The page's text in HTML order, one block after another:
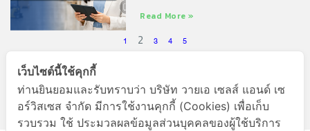
Read More »
1 2 3 4 5
เว็บไซต์นี้ใช้คุกกี้
ท่านยินยอมและรับทราบว่า บริษัท วายเอ เซลส์ แอนด์ เซ
อร์วิสเซส จำกัด มีการใช้งานคุกกี้ (Cookies) เพื่อเก็บ
รวบรวม ใช้ ประมวลผลข้อมูลส่วนบุคคลของผู้ใช้บริการ